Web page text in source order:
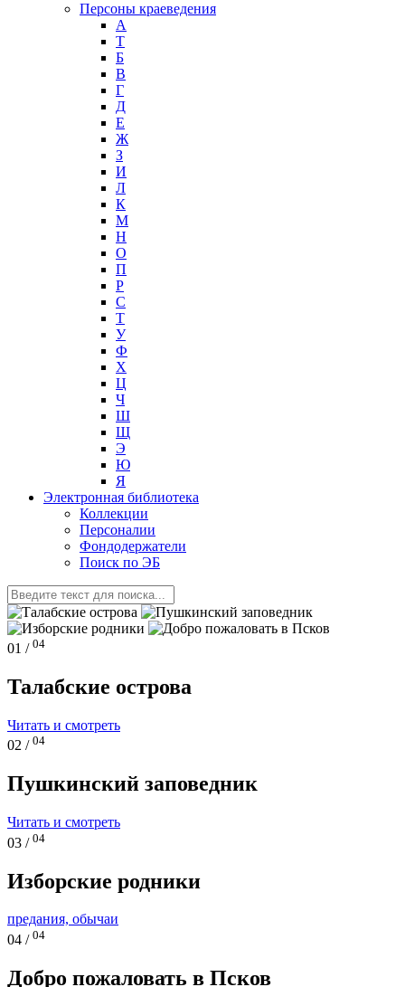
Персоны краеведения
А
T
Б
В
Г
Д
Е
Ж
З
И
Л
К
М
Н
О
П
Р
С
Т
У
Ф
Х
Ц
Ч
Ш
Щ
Э
Ю
Я
Электронная библиотека
Коллекции
Персоналии
Фондодержатели
Поиск по ЭБ
01 / 04
Талабские острова
Читать и смотреть
02 / 04
Пушкинский заповедник
Читать и смотреть
03 / 04
Изборские родники
предания, обычаи
04 / 04
Добро пожаловать в Псков